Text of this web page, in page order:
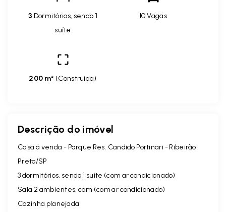
3 Dormitórios, sendo1
suíte
10 Vagas
200 m² (Construída)
Descrição do imóvel
Casa á venda - Parque Res. Candido Portinari - Ribeirão
Preto/SP
3 dormitórios, sendo 1 suíte (com ar condicionado)
Sala 2 ambientes, com (com ar condicionado)
Cozinha planejada